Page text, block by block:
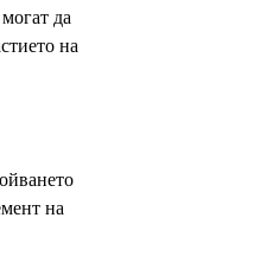
да
на
на